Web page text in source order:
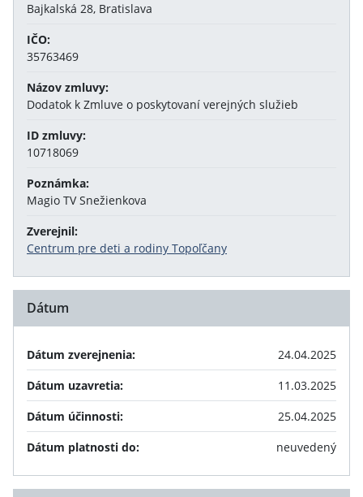
Bajkalská 28, Bratislava
IČO:
35763469
Názov zmluvy:
Dodatok k Zmluve o poskytovaní verejných služieb
ID zmluvy:
10718069
Poznámka:
Magio TV Snežienkova
Zverejnil:
Centrum pre deti a rodiny Topoľčany
Dátum
Dátum zverejnenia:
24.04.2025
Dátum uzavretia:
11.03.2025
Dátum účinnosti:
25.04.2025
Dátum platnosti do:
neuvedený